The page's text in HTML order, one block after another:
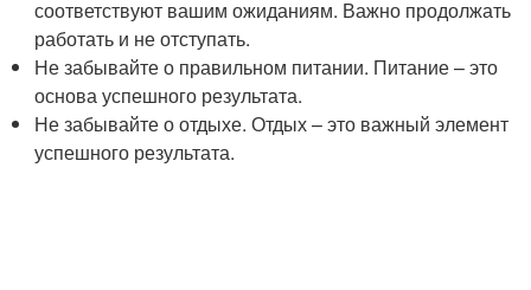
соответствуют вашим ожиданиям. Важно продолжать
работать и не отступать.
Не забывайте о правильном питании. Питание – это
основа успешного результата.
Не забывайте о отдыхе. Отдых – это важный элемент
успешного результата.